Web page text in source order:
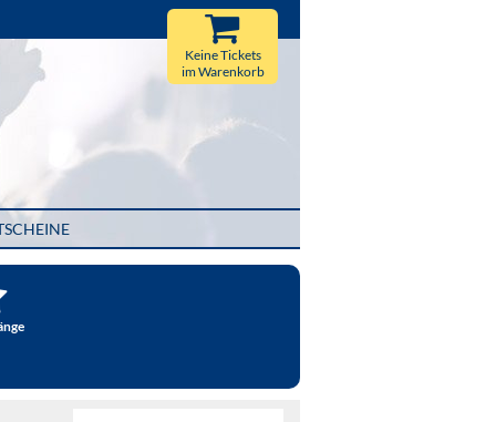
Keine Tickets
im Warenkorb